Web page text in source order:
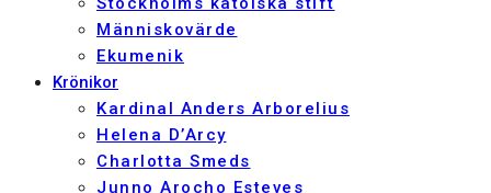
Människovärde
Ekumenik
Krönikor
Kardinal Anders Arborelius
Helena D’Arcy
Charlotta Smeds
Junno Arocho Esteves